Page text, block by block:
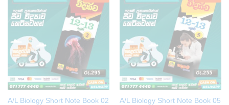
A/L Biology Short Note Book 02 A/L Biology Short Note Book 05